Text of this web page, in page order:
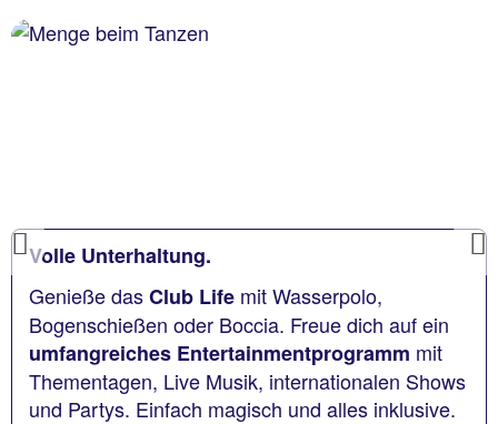
Previous
Volle Unterhaltung.
Genieße dasClub Life mit Wasserpolo,
Bogenschießen oder Boccia. Freue dich auf ein
umfangreiches Entertainmentprogramm mit
Thementagen, Live Musik, internationalen Shows
und Partys. Einfach magisch und alles inklusive.